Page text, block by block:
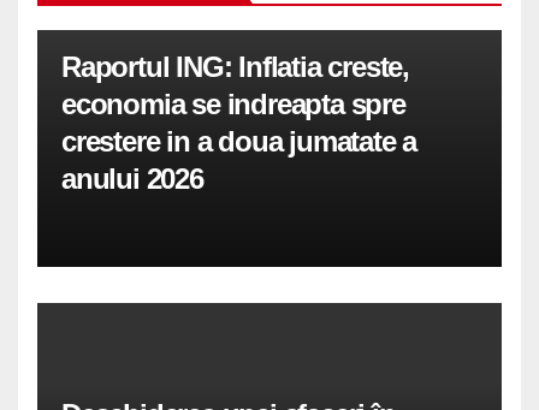
Raportul ING: Inflatia creste,
economia se indreapta spre
crestere in a doua jumatate a
anului 2026